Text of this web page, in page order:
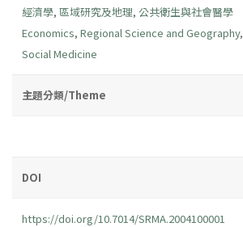
經濟學, 區域研究及地理, 公共衛生與社會醫學
Economics, Regional Science and Geography,
Social Medicine
主題分類/Theme
DOI
https://doi.org/10.7014/SRMA.2004100001